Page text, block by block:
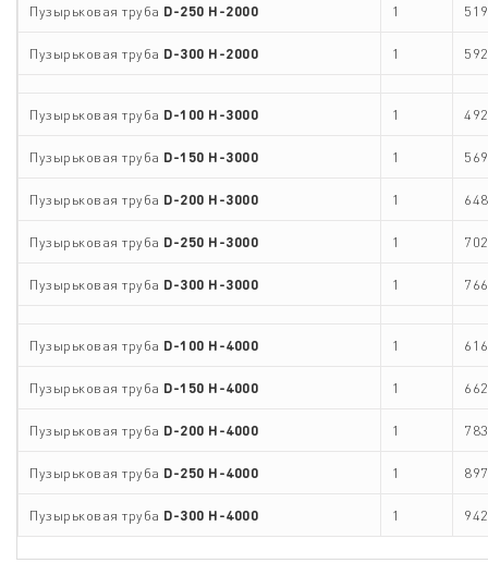
Пузырьковая труба D-250 H-2000 1
Пузырьковая труба D-300 H-2000 1
Пузырьковая труба D-100 H-3000 1
Пузырьковая труба D-150 H-3000 1
Пузырьковая труба D-200 H-3000 1
Пузырьковая труба D-250 H-3000 1
Пузырьковая труба D-300 H-3000 1
Пузырьковая труба D-100 H-4000 1
Пузырьковая труба D-150 H-4000 1
Пузырьковая труба D-200 H-4000 1
Пузырьковая труба D-250 H-4000 1
Пузырьковая труба D-300 H-4000 1